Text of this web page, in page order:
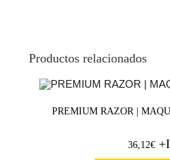
Productos relacionados
PREMIUM RAZOR |
36,12€